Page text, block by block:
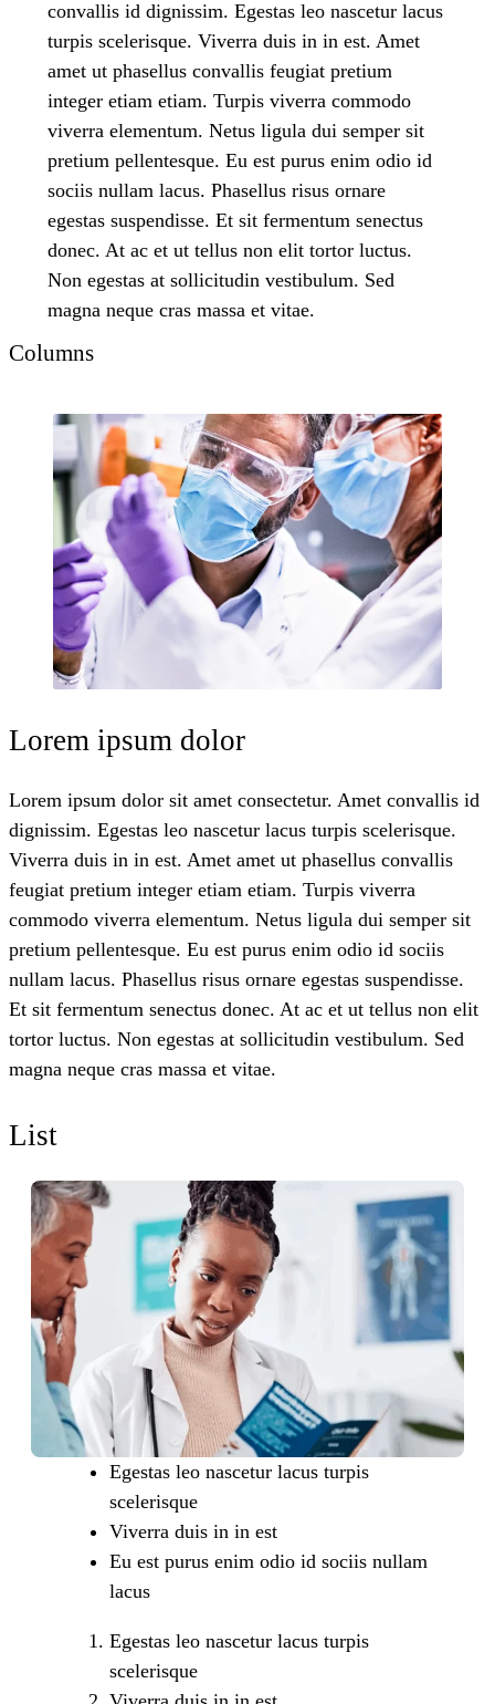
convallis id dignissim. Egestas leo nascetur lacus
turpis scelerisque. Viverra duis in in est. Amet
amet ut phasellus convallis feugiat pretium
integer etiam etiam. Turpis viverra commodo
viverra elementum. Netus ligula dui semper sit
pretium pellentesque. Eu est purus enim odio id
sociis nullam lacus. Phasellus risus ornare
egestas suspendisse. Et sit fermentum senectus
donec. At ac et ut tellus non elit tortor luctus.
Non egestas at sollicitudin vestibulum. Sed
magna neque cras massa et vitae.
Columns
Lorem ipsum dolor
Lorem ipsum dolor sit amet consectetur. Amet convallis id
dignissim. Egestas leo nascetur lacus turpis scelerisque.
Viverra duis in in est. Amet amet ut phasellus convallis
feugiat pretium integer etiam etiam. Turpis viverra
commodo viverra elementum. Netus ligula dui semper sit
pretium pellentesque. Eu est purus enim odio id sociis
nullam lacus. Phasellus risus ornare egestas suspendisse.
Et sit fermentum senectus donec. At ac et ut tellus non elit
tortor luctus. Non egestas at sollicitudin vestibulum. Sed
magna neque cras massa et vitae.
List
Egestas leo nascetur lacus turpis
scelerisque
Viverra duis in in est
Eu est purus enim odio id sociis nullam
lacus
Egestas leo nascetur lacus turpis
scelerisque